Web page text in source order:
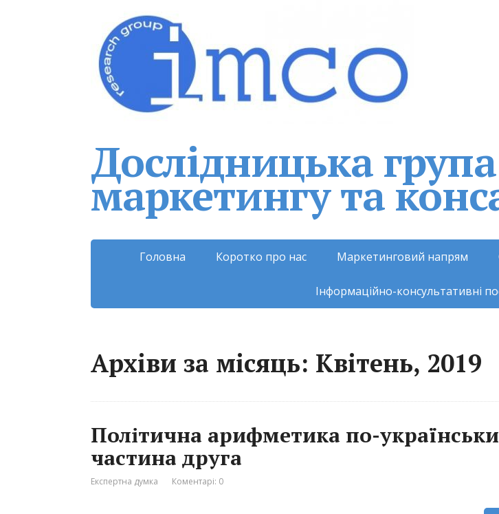
Дослідницька
маркетингу та
Головна Коротко про нас Маркетинговий напрям
Інформаційно-консультативні
Архіви за місяць: Квітень, 2019
Політична арифметика по-
частина друга
Експертна думка Коментарі: 0